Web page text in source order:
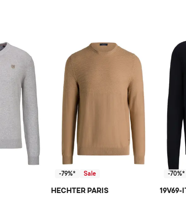
-79%* Sale
HECHTER PARIS
-70%*
19V69-